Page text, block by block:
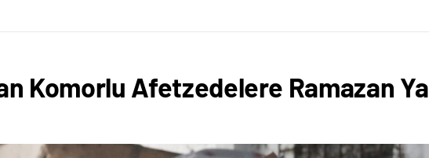
Komorlu Afetzedelere Ramazan